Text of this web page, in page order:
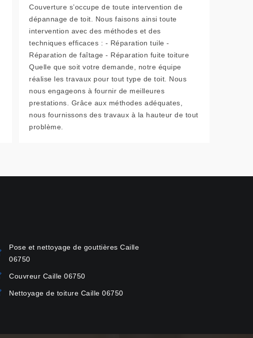
Couverture s’occupe de toute intervention de
dépannage de toit. Nous faisons ainsi toute
intervention avec des méthodes et des
techniques efficaces : - Réparation tuile -
Réparation de faîtage - Réparation fuite toiture
Quelle que soit votre demande, notre équipe
réalise les travaux pour tout type de toit. Nous
nous engageons à fournir de meilleures
prestations. Grâce aux méthodes adéquates,
nous fournissons des travaux à la hauteur de tout
problème.
Pose et nettoyage de gouttières Caille
06750
Couvreur Caille 06750
Nettoyage de toiture Caille 06750